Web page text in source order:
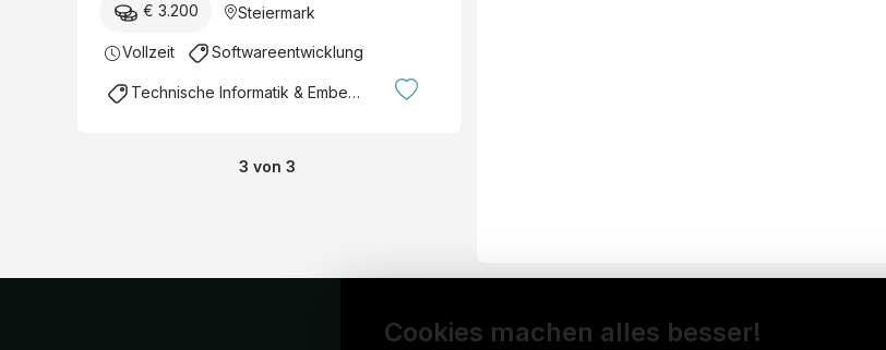
€ 3.200 Steiermark
Vollzeit Softwareentwicklung
Technische Informatik & Embedded Systems
3 von 3
Cookies machen alles besser!